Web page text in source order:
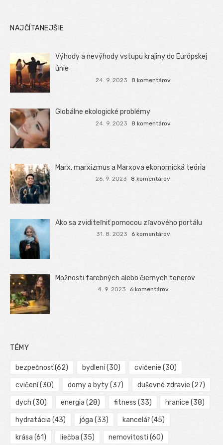
NAJČÍTANEJŠIE
Výhody a nevýhody vstupu krajiny do Európskej
únie
24. 9. 2023 8 komentárov
Globálne ekologické problémy
24. 9. 2023 8 komentárov
Marx, marxizmus a Marxova ekonomická teória
26. 9. 2023 8 komentárov
Ako sa zviditeľniť pomocou zľavového portálu
31. 8. 2023 6 komentárov
Možnosti farebných alebo čiernych tonerov
4. 9. 2023 6 komentárov
TÉMY
bezpečnosť(62) bydlení(30) cvičenie (30)
cvičení(30) domy a byty(37) duševné zdravie (27)
dych (30) energia (28) fitness (33) hranice (38)
hydratácia (43) jóga (33) kancelář(45)
krása (61) liečba (35) nemovitosti (60)